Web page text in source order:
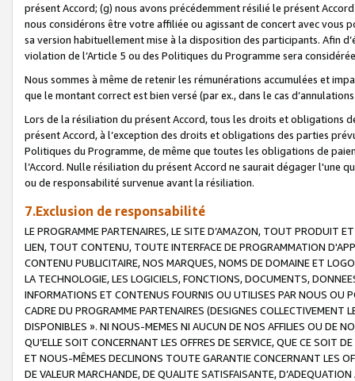
présent Accord; (g) nous avons précédemment résilié le présent
nous considérons être votre affiliée ou agissant de concert avec vous
sa version habituellement mise à la disposition des participants. Afin
violation de l’Article 5 ou des Politiques du Programme sera
Nous sommes à même de retenir les rémunérations accumulées et
que le montant correct est bien versé (par ex., dans le cas
Lors de la résiliation du présent Accord, tous les droits et obligations
présent Accord, à l’exception des droits et obligations des parties
Politiques du Programme, de même que toutes les obligations de
l’Accord. Nulle résiliation du présent Accord ne saurait dégager l'une
ou de responsabilité survenue avant la résiliation.
7.Exclusion de responsabilité
LE PROGRAMME PARTENAIRES, LE SITE D’AMAZON, TOUT PRODUIT
LIEN, TOUT CONTENU, TOUTE INTERFACE DE PROGRAMMATION
CONTENU PUBLICITAIRE, NOS MARQUES, NOMS DE DOMAINE ET
LA TECHNOLOGIE, LES LOGICIELS, FONCTIONS, DOCUMENTS,
INFORMATIONS ET CONTENUS FOURNIS OU UTILISES PAR NOUS OU
CADRE DU PROGRAMME PARTENAIRES (DESIGNES COLLECTIVEMENT
DISPONIBLES ». NI NOUS-MEMES NI AUCUN DE NOS AFFILIES OU DE
QU’ELLE SOIT CONCERNANT LES OFFRES DE SERVICE, QUE CE SOIT
ET NOUS-MÊMES DECLINONS TOUTE GARANTIE CONCERNANT LES
DE VALEUR MARCHANDE, DE QUALITE SATISFAISANTE,